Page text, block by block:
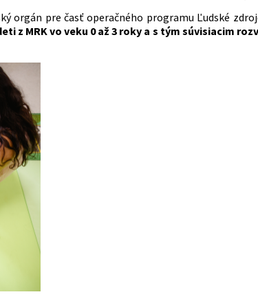
orgán pre časť operačného programu Ľudské
z MRK vo veku 0 až 3 roky a s tým súvisiacim